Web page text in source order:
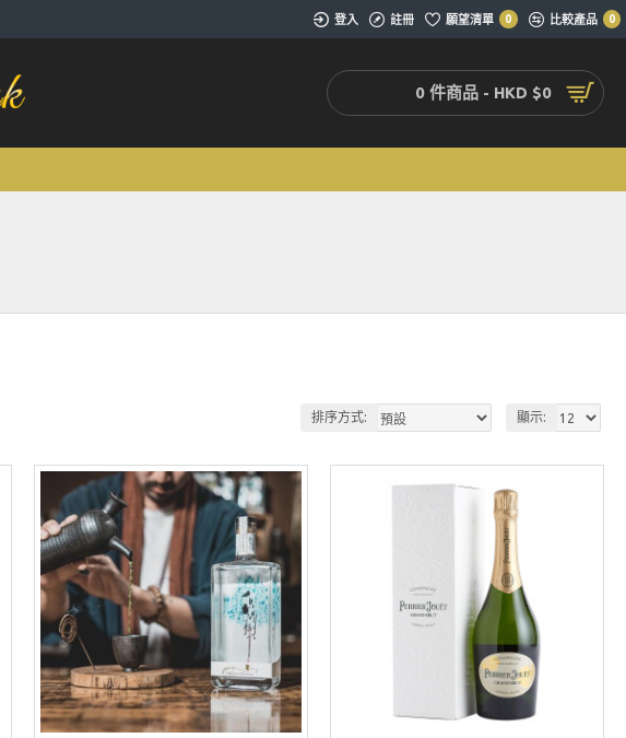
登入 註冊 願望清單 0 比較產品 0
0 件商品 - HKD $0
排序方式: 顯示: